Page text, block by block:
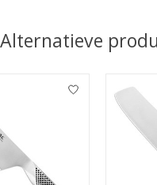
Alternatieve